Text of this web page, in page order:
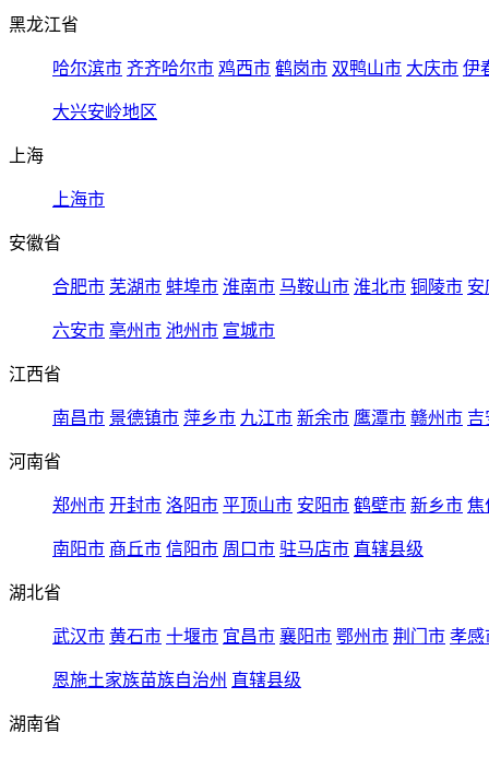
黑龙江省
哈尔滨市 齐齐哈尔市 鸡西市 鹤岗市 双鸭山市 大庆市 伊
大兴安岭地区
上海
上海市
安徽省
合肥市 芜湖市 蚌埠市 淮南市 马鞍山市 淮北市 铜陵市 安
六安市 亳州市 池州市 宣城市
江西省
南昌市 景德镇市 萍乡市 九江市 新余市 鹰潭市 赣州市 吉
河南省
郑州市 开封市 洛阳市 平顶山市 安阳市 鹤壁市 新乡市 焦
南阳市 商丘市 信阳市 周口市 驻马店市 直辖县级
湖北省
武汉市 黄石市 十堰市 宜昌市 襄阳市 鄂州市 荆门市 孝感
恩施土家族苗族自治州 直辖县级
湖南省